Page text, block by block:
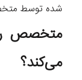
شده توسط
متخصص
می‌کند؟